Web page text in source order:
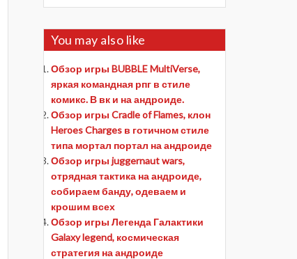
You may also like
Обзор игры BUBBLE MultiVerse,
яркая командная рпг в стиле
комикс. В вк и на андроиде.
Обзор игры Cradle of Flames, клон
Heroes Charges в готичном стиле
типа мортал портал на андроиде
Обзор игры juggernaut wars,
отрядная тактика на андроиде,
собираем банду, одеваем и
крошим всех
Обзор игры Легенда Галактики
Galaxy legend, космическая
стратегия на андроиде